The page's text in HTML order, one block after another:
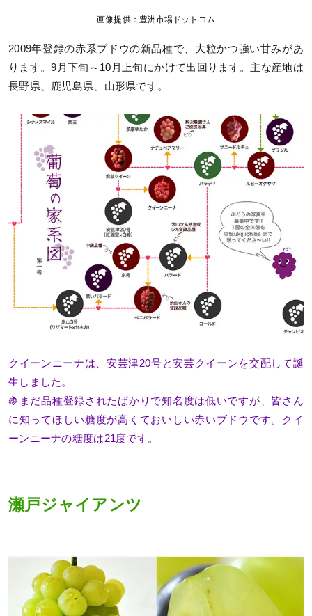
画像提供：豊洲市場ドットコム
2009年登録の赤系ブドウの新品種で、大粒かつ強い甘みがあ
ります。9月下旬～10月上旬にかけて出回ります。主な産地は
長野県、鹿児島県、山形県です。
クイーンニーナは、安芸津20号と安芸クイーンを交配して誕
生しました。
🍇まだ品種登録されたばかりで知名度は低いですが、皆さん
に知ってほしい糖度が高くておいしい赤いブドウです。クイ
ーンニーナの糖度は21度です。
瀬戸ジャイアンツ